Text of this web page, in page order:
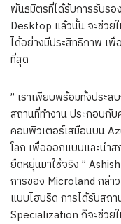
พันธมิตรที่ได้รับการรับร
Desktop แล้วนั้น จะช่วย
ได้อย่างมีประสิทธิภาพ เ
ที่สุด
” เราเพียบพร้อมทั้งประ
สถานที่ทำงาน ประกอบกั
คอมพิวเตอร์เสมือนบน
โลก เพื่อออกแบบและนำ
ยืดหยุ่นมาใช้จริง ”
การของ Microland กล่า
แบบไฮบริด การได้รับสถ
Specialization ก็จะช่วย